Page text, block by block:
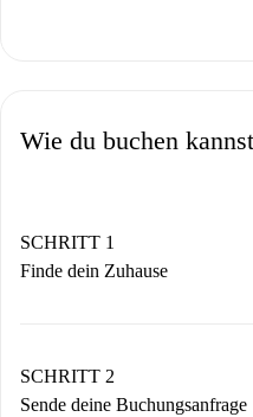
Wie du buchen kannst
SCHRITT 1
Finde dein Zuhause
Du erhältst alle
SCHRITT 2
Sende deine Buchungsanfrage